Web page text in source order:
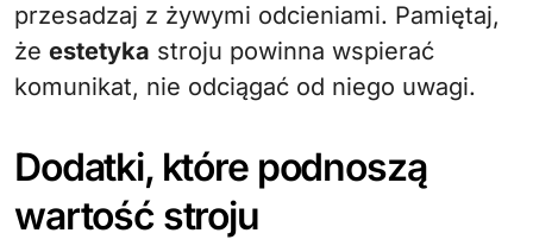
przesadzaj z żywymi odcieniami. Pamiętaj,
że estetyka stroju powinna wspierać
komunikat, nie odciągać od niego uwagi.
Dodatki, które podnoszą
wartość stroju